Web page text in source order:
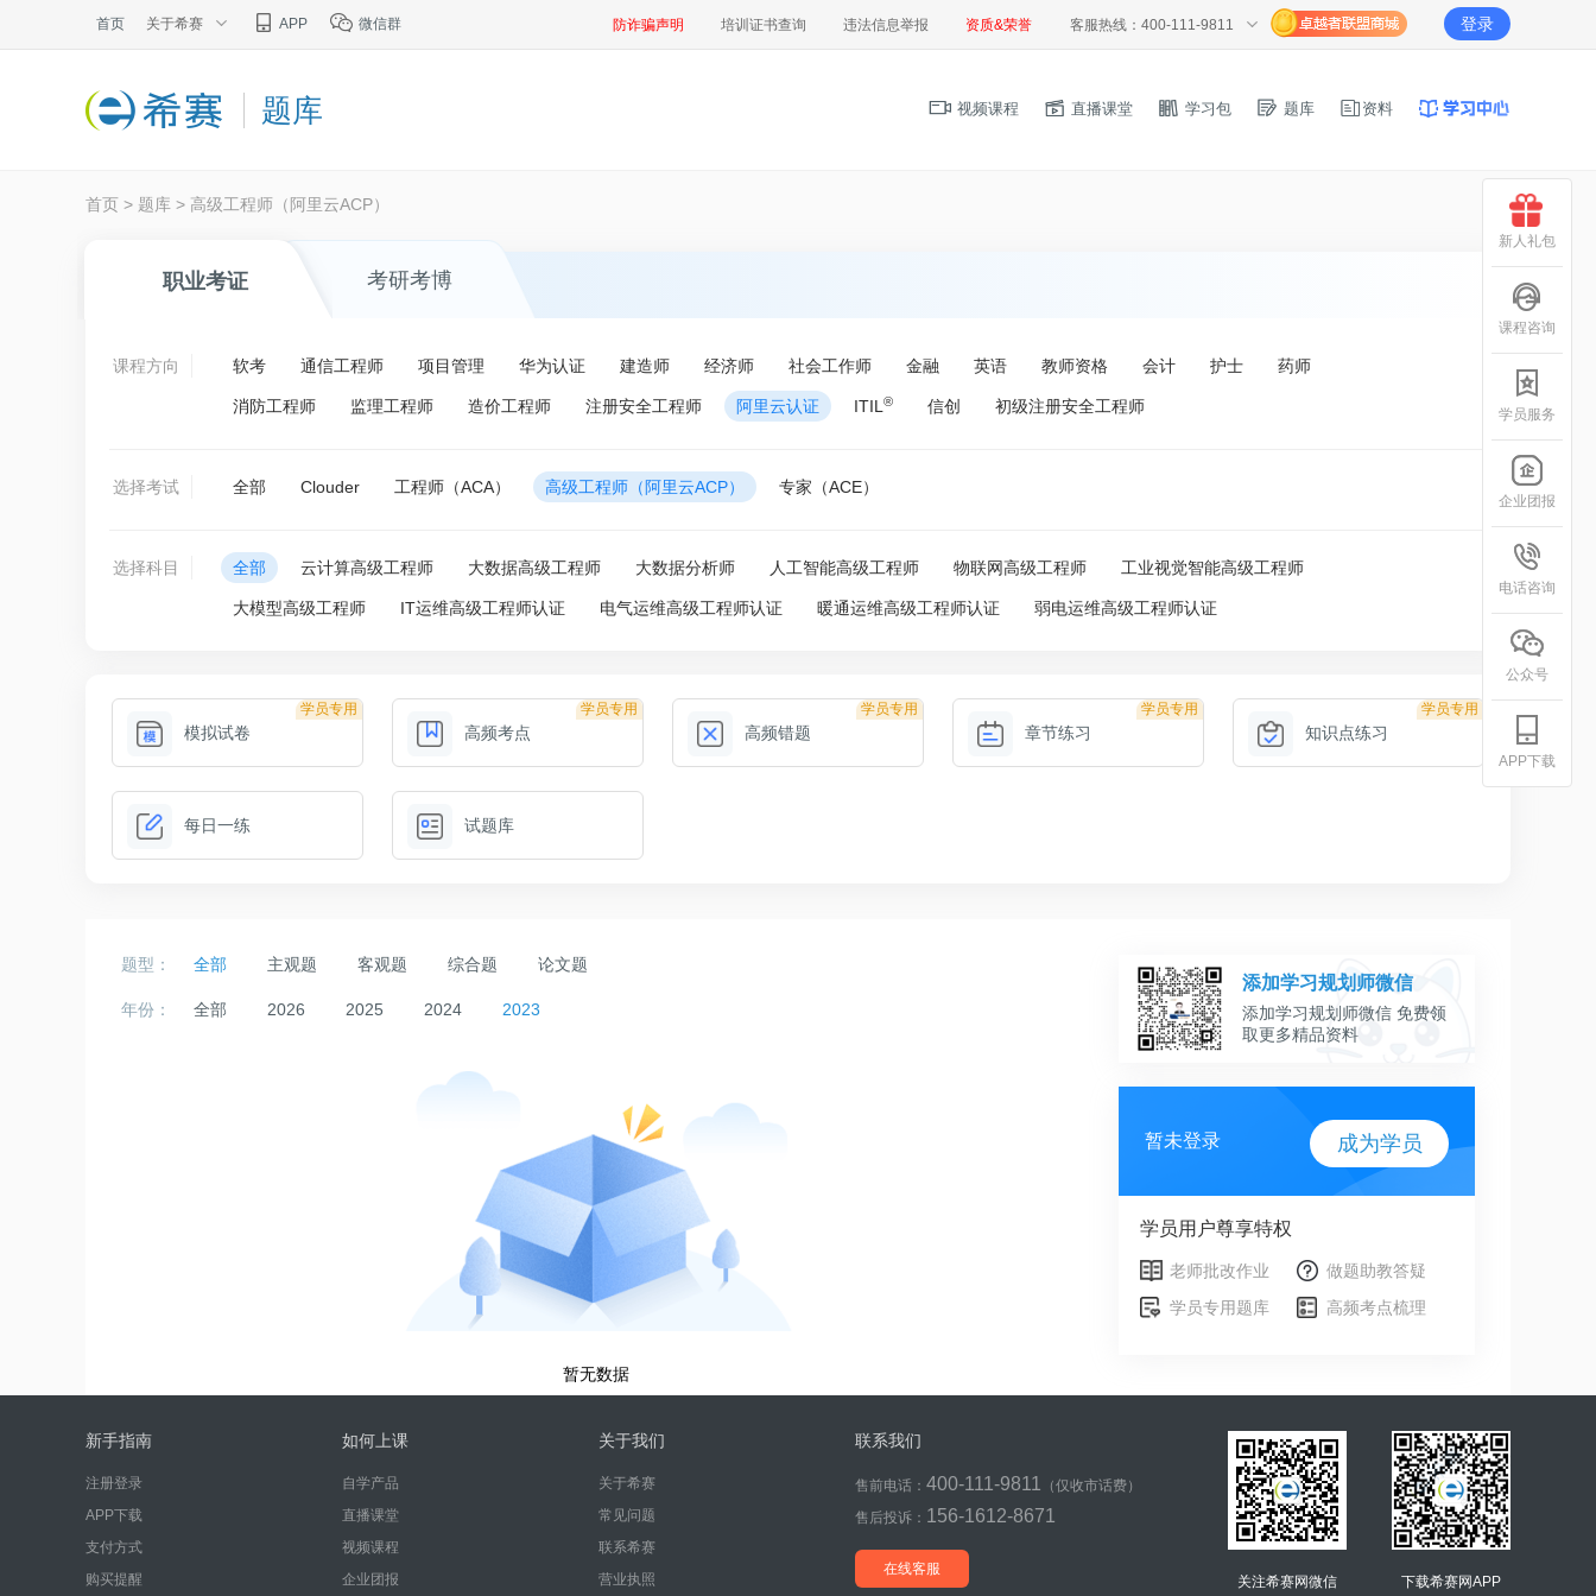
首页 关于希赛 APP 微信群 防诈骗声明 培训证书查询 违法信息举报 资质&荣誉 客服热线：400-111-9811 登录
题库 视频课程 直播课堂 学习包 题库 资料
首页 > 题库 > 高级工程师（阿里云ACP）
职业考证 考研考博
课程方向 软考 通信工程师 项目管理 华为认证 建造师 经济师 社会工作师 金融 英语 教师资格 会计 护士 药师
消防工程师 监理工程师 造价工程师 注册安全工程师 阿里云认证 ITIL ® 信创 初级注册安全工程师
选择考试 全部 Clouder 工程师（ACA） 高级工程师（阿里云ACP） 专家（ACE）
选择科目 全部 云计算高级工程师 大数据高级工程师 大数据分析师 人工智能高级工程师 物联网高级工程师 工业视觉智能高级工程师
大模型高级工程师 IT运维高级工程师认证 电气运维高级工程师认证 暖通运维高级工程师认证 弱电运维高级工程师认证
学员专用
模拟试卷
学员专用
高频考点
学员专用
高频错题
学员专用
章节练习
学员专用
知识点练习
每日一练 试题库
题型： 全部 主观题 客观题 综合题 论文题
年份： 全部 2026 2025 2024 2023
暂无数据
添加学习规划师微信
添加学习规划师微信 免费领
取更多精品资料
暂未登录 成为学员
学员用户尊享特权
老师批改作业
做题助教答疑
学员专用题库
高频考点梳理
新手指南
注册登录
APP下载
支付方式
购买提醒
如何上课
自学产品
直播课堂
视频课程
企业团报
关于我们
关于希赛
常见问题
联系希赛
营业执照
联系我们
售前电话： 400-111-9811 （仅收市话费）
售后投诉： 156-1612-8671
在线客服
关注希赛网微信 下载希赛网APP
新人礼包
课程咨询
学员服务
企业团报
电话咨询
公众号
APP下载